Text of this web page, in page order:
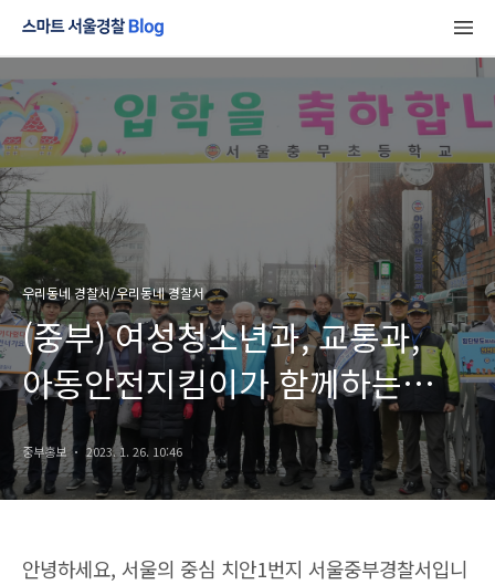
우리동네 경찰서/우리동네 경찰서
(중부) 여성청소년과, 교통과,
아동안전지킴이가 함께하는
등굣길 캠페인
중부홍보 2023. 1. 26. 10:46
안녕하세요, 서울의 중심 치안1번지 서울중부경찰서입니